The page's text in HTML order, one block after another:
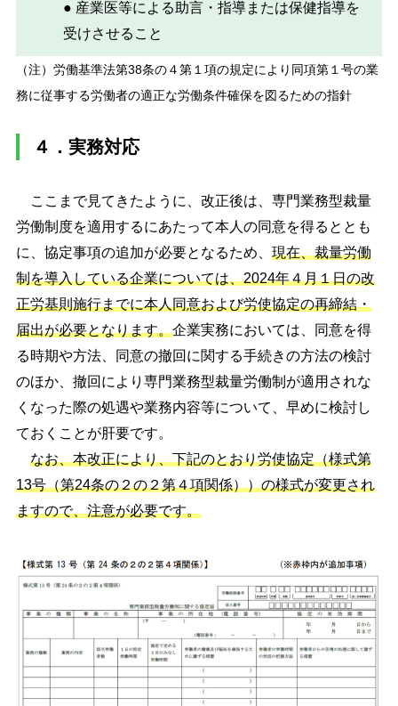
● 産業医等による助言・指導または保健指導を
受けさせること
（注）労働基準法第38条の４第１項の規定により同項第１号の業
務に従事する労働者の適正な労働条件確保を図るための指針
４．実務対応
ここまで見てきたように、改正後は、専門業務型裁量
労働制度を適用するにあたって本人の同意を得るととも
に、協定事項の追加が必要となるため、 現在、裁量労働
制を導入している企業については、2024年４月１日の改
正労基則施行までに本人同意および労使協定の再締結・
届出が必要となります。企業実務においては、同意を得
る時期や方法、同意の撤回に関する手続きの方法の検討
のほか、撤回により専門業務型裁量労働制が適用されな
くなった際の処遇や業務内容等について、早めに検討し
ておくことが肝要です。
なお、本改正により、下記のとおり労使協定（様式第
13号（第24条の２の２第４項関係））の様式が変更され
ますので、注意が必要です。